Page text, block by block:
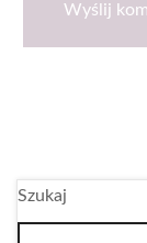
Wyślij
Szukaj